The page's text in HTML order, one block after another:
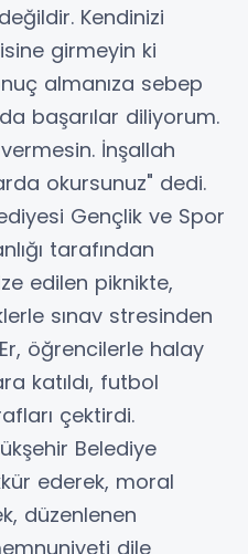
Kendinizi
girmeyin ki
almanıza sebep
başarılar diliyorum.
İnşallah
okursunuz" dedi.
Gençlik ve Spor
tarafından
edilen piknikte,
sınav stresinden
öğrencilerle halay
katıldı, futbol
çektirdi.
Belediye
ederek, moral
düzenlenen
dile